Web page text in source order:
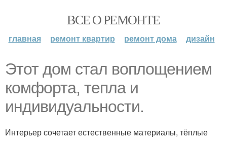
ВСЕ О РЕМОНТЕ
главная ремонт квартир ремонт дома дизайн
Этот дом стал воплощением
комфорта, тепла и
индивидуальности.
Интерьер сочетает естественные материалы, тёплые